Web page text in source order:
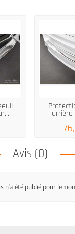
arrière
Avis (0)
n'a été publié pour le